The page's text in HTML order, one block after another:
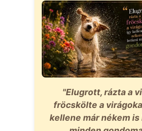
"Elugrott, rázta a
fröcskölte a
kellene már nékem